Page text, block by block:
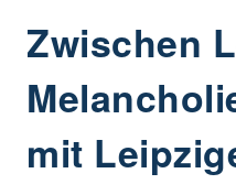
Zwischen
mit